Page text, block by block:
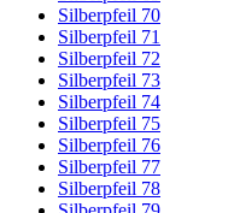
Silberpfeil 70
Silberpfeil 71
Silberpfeil 72
Silberpfeil 73
Silberpfeil 74
Silberpfeil 75
Silberpfeil 76
Silberpfeil 77
Silberpfeil 78